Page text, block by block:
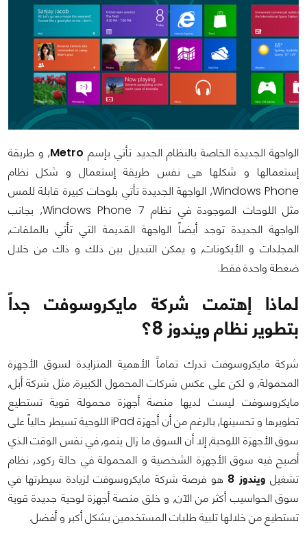
الواجهة الجديدة الخاصة بالنظام الجديد تأتي بإسم Metro, و طريقة
إستعمالها و شكلها هى نفس طريقة إستعمال و شكل نظام
Windows Phone, الواجهة الجديدة تأتي بلوحات كبيرة قابلة للمس
مثل اللوحات الموجودة في نظام Windows Phone 7, بجانب
الواجهة الجديدة توجد أيضاً الواجهة القديمة التي تأتي بالملفات,
المجلدات و الأيكونات, و يمكن التبديل بين ذلك و ذاك من خلال
ضغطة واحدة فقط.
لماذا إهتمت شركة مايكروسوفت جداً
بتطوير نظام ويندوز 8؟
شركة مايكروسوفت تدرك تماماً الأهمية المتزايدة لسوق الأجهزة
المحمولة, و لكن على عكس شركات المحمول الكبيرة, مثل شركة أبل,
مايكروسوفت ليست لديها منصة أجهزة محمولة قوية تستطيع
تطويرها و تحسينها, بالرغم من أن أجهزة iPad اللوحية تسيطر حالياً على
سوق الأجهزة اللوحية, إلا أن السوق ما زال ينمو, في نفس الوقت الذي
أصبح فيه سوق الأجهزة الشخصية و المحمولة في حالة ركود, نظام
تشغيل ويندوز 8
هو فرصة شركة مايكروسوفت لزيادة سيطرتها في
سوق الحواسيب أكثر من الآن, و خلق منصة أجهزة لوحية جديدة قوية
تستطيع من خلالها تلبية طلبات المستخدمين بشكل أكبر و أفضل.